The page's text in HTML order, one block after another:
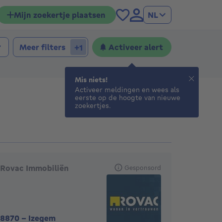
Mijn zoekertje plaatsen NL
Meer filters +1 Activeer alert
agentschappen
Rovac Immobiliën
8870 - Izegem
Gesponsord
Mis niets!
Activeer meldingen en wees als
eerste op de hoogte van nieuwe
zoekertjes.